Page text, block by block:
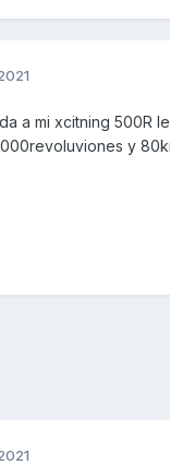
a mi xcitning 500R
y